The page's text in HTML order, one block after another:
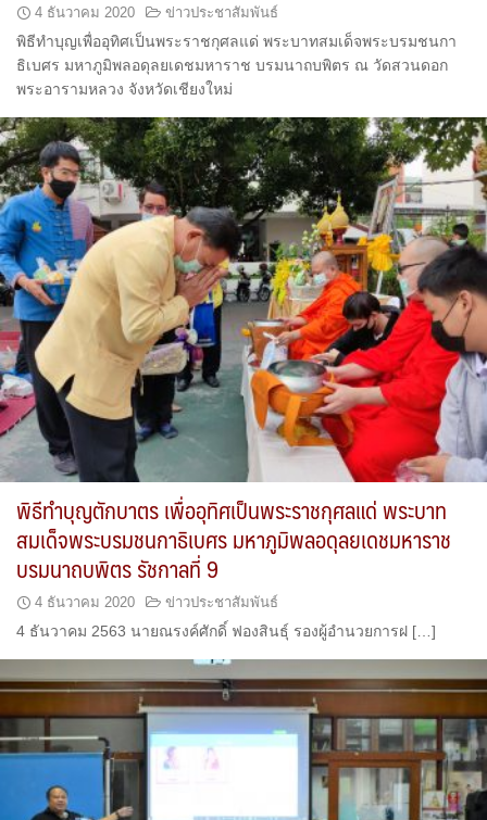
4 ธันวาคม 2020 ข่าวประชาสัมพันธ์
พิธีทำบุญเพื่ออุทิศเป็นพระราชกุศลแด่ พระบาทสมเด็จพระบรมชนกา
ธิเบศร มหาภูมิพลอดุลยเดชมหาราช บรมนาถบพิตร ณ วัดสวนดอก
พระอารามหลวง จังหวัดเชียงใหม่
พิธีทำบุญตักบาตร เพื่ออุทิศเป็นพระราชกุศลแด่ พระบาท
สมเด็จพระบรมชนกาธิเบศร มหาภูมิพลอดุลยเดชมหาราช
บรมนาถบพิตร รัชกาลที่ 9
4 ธันวาคม 2020 ข่าวประชาสัมพันธ์
4 ธันวาคม 2563 นายณรงค์ศักดิ์ ฟองสินธุ์ รองผู้อำนวยการฝ […]